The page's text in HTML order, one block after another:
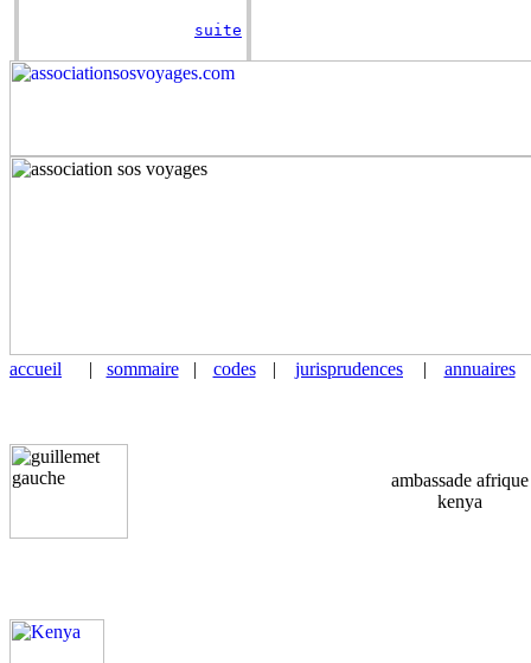
suite
accueil | sommaire | codes | jurisprudences | annuaires
ambassade afrique
kenya